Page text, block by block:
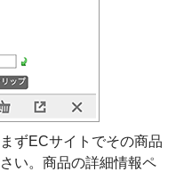
ずECサイトでその商品
い。商品の詳細情報ペ